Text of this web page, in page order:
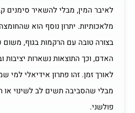
לאיבר המין, מבלי להשאיר סימנים
מלאכותיות. יתרון נוסף הוא
בצורה טובה עם הרקמות בגוף, משום
האדם, וכך התוצאות נשארות יציבות
לאורך זמן. זהו פתרון אידיאלי למי
מבלי שהסביבה תשים לב לשינוי
פולשני.